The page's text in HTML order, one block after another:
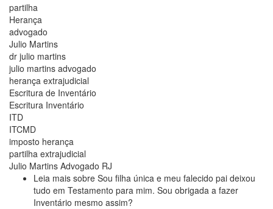
partilha
Herança
advogado
Julio Martins
dr julio martins
julio martins advogado
herança extrajudicial
Escritura de Inventário
Escritura Inventário
ITD
ITCMD
imposto herança
partilha extrajudicial
Julio Martins Advogado RJ
Leia mais sobre Sou filha única e meu falecido pai deixou
tudo em Testamento para mim. Sou obrigada a fazer
Inventário mesmo assim?